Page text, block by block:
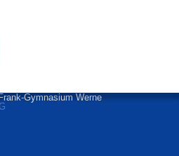
Gymnasium Werne